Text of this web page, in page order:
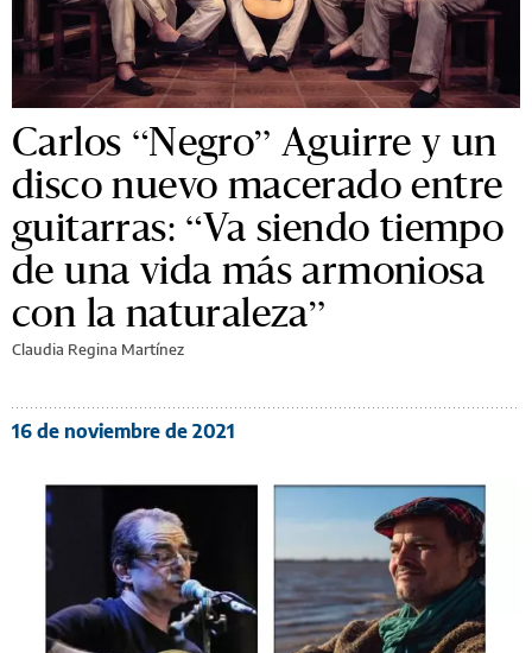
Carlos “Negro” Aguirre y un
disco nuevo macerado entre
guitarras: “Va siendo tiempo
de una vida más armoniosa
con la naturaleza”
Claudia Regina Martínez
16 de noviembre de 2021